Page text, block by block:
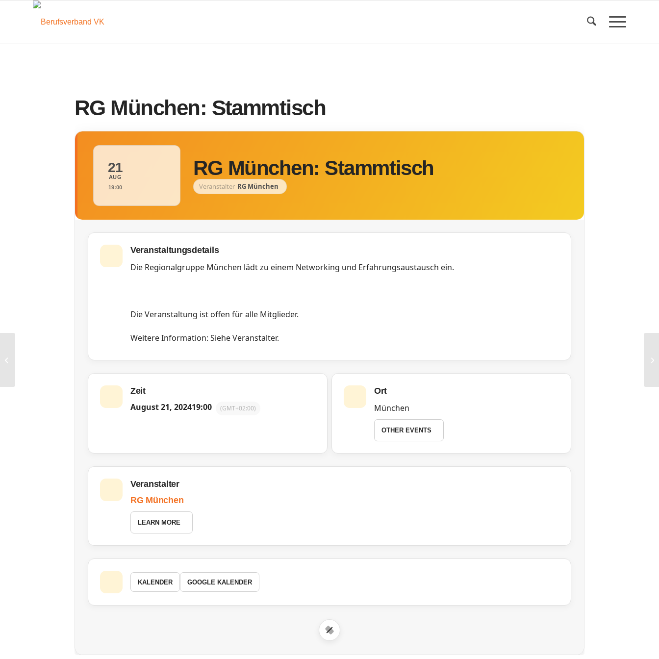
RG München: Stammtisch
21
AUG
19:00
RG München: Stammtisch
Veranstalter RG München
Veranstaltungsdetails
Die Regionalgruppe München lädt zu einem Networking und Erfahrungsaustausch ein.
Die Veranstaltung ist offen für alle Mitglieder.
Weitere Information: Siehe Veranstalter.
Zeit
August 21, 202419:00 (GMT+02:00)
Ort
München
OTHER EVENTS
Veranstalter
RG München
LEARN MORE
KALENDER GOOGLE KALENDER
RG Düsseldorf: Stammtisch